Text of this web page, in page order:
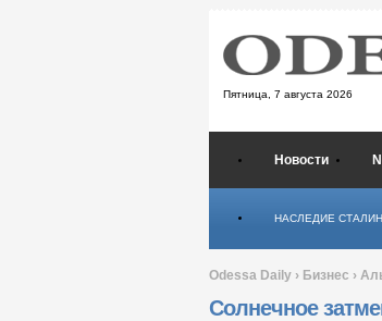
Пятница, 7 августа 2026
Новости
НАСЛЕДИЕ
Odessa Daily › Бизнес ›
Солнечное